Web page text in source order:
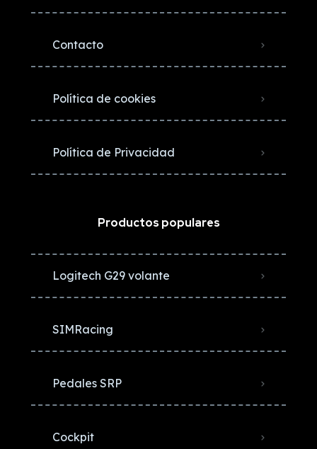
Contacto
Política de cookies
Política de Privacidad
Productos populares
Logitech G29 volante
SIMRacing
Pedales SRP
Cockpit